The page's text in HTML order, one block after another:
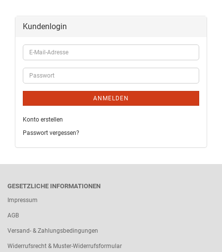
Kundenlogin
ANMELDEN
Konto erstellen
Passwort vergessen?
GESETZLICHE INFORMATIONEN
Impressum
AGB
Versand- & Zahlungsbedingungen
Widerrufsrecht & Muster-Widerrufsformular